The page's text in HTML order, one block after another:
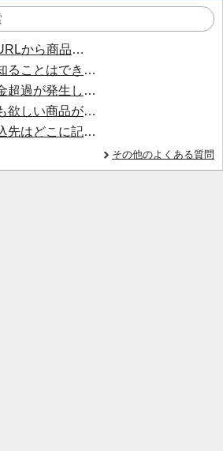
淘宝やアリババのURLから商品を探すことはできますか？
事前に国際送料を知ることはできますか？
在庫売切などで入金超過が発生した場合はいつ返金されますか？
注文送信後、他にも欲しい商品が見つかった場合、追加注文できますか？
銀行振り込みの振込先はどこに記載されていますか？
その他のよくある質問